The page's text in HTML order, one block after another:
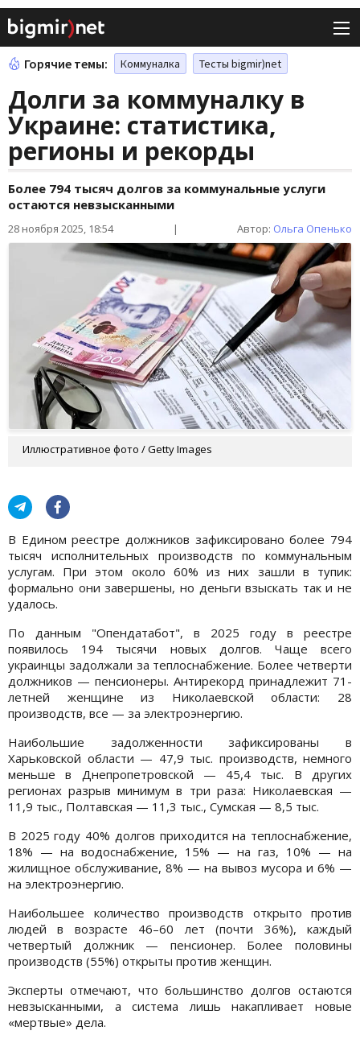
Горячие темы: Коммуналка Тесты bigmir)net
Долги за коммуналку в
Украине: статистика,
регионы и рекорды
Более 794 тысяч долгов за коммунальные услуги
остаются невзысканными
28 ноября 2025, 18:54 | Автор: Ольга Опенько
Иллюстративное фото / Getty Images
В Едином реестре должников зафиксировано более 794
тысяч исполнительных производств по коммунальным
услугам. При этом около 60% из них зашли в тупик:
формально они завершены, но деньги взыскать так и не
удалось.
По данным "Опендатабот", в 2025 году в реестре
появилось 194 тысячи новых долгов. Чаще всего
украинцы задолжали за теплоснабжение. Более четверти
должников — пенсионеры. Антирекорд принадлежит 71-
летней женщине из Николаевской области: 28
производств, все — за электроэнергию.
Наибольшие задолженности зафиксированы в
Харьковской области — 47,9 тыс. производств, немного
меньше в Днепропетровской — 45,4 тыс. В других
регионах разрыв минимум в три раза: Николаевская —
11,9 тыс., Полтавская — 11,3 тыс., Сумская — 8,5 тыс.
В 2025 году 40% долгов приходится на теплоснабжение,
18% — на водоснабжение, 15% — на газ, 10% — на
жилищное обслуживание, 8% — на вывоз мусора и 6% —
на электроэнергию.
Наибольшее количество производств открыто против
людей в возрасте 46–60 лет (почти 36%), каждый
четвертый должник — пенсионер. Более половины
производств (55%) открыты против женщин.
Эксперты отмечают, что большинство долгов остаются
невзысканными, а система лишь накапливает новые
«мертвые» дела.